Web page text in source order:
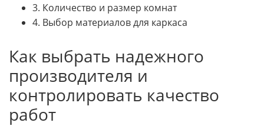
3. Количество и размер комнат
4. Выбор материалов для каркаса
Как выбрать надежного
производителя и
контролировать качество
работ